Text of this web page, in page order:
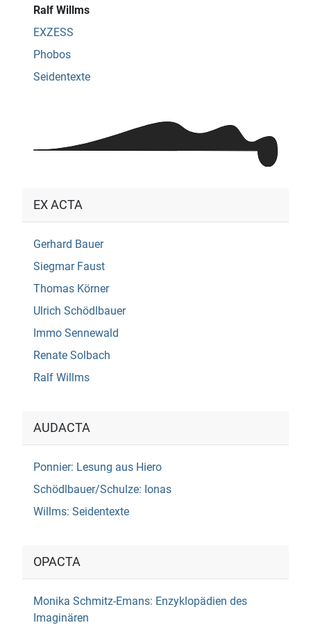
Ralf Willms
EXZESS
Phobos
Seidentexte
EX ACTA
Gerhard Bauer
Siegmar Faust
Thomas Körner
Ulrich Schödlbauer
Immo Sennewald
Renate Solbach
Ralf Willms
AUDACTA
Ponnier: Lesung aus Hiero
Schödlbauer/Schulze: Ionas
Willms: Seidentexte
OPACTA
Monika Schmitz-Emans: Enzyklopädien des
Imaginären